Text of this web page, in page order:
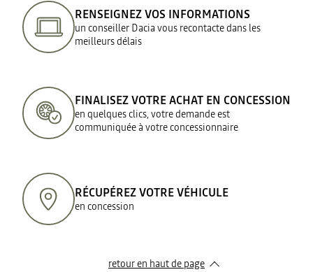
RENSEIGNEZ VOS INFORMATIONS
un conseiller Dacia vous recontacte dans les
meilleurs délais
FINALISEZ VOTRE ACHAT EN CONCESSION
en quelques clics, votre demande est
communiquée à votre concessionnaire
RÉCUPÉREZ VOTRE VÉHICULE
en concession
retour en haut de page​